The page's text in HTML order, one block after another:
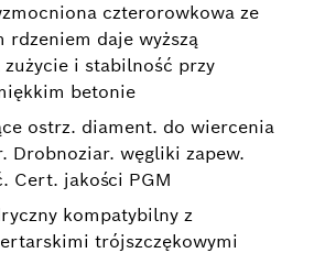
czterorowkowa ze
rdzeniem daje wyższą
i stabilność przy
betonie
ostrz. diament. do wiercenia
Drobnoziar. węgliki zapew.
Cert. jakości PGM
kompatybilny z
trójszczękowymi